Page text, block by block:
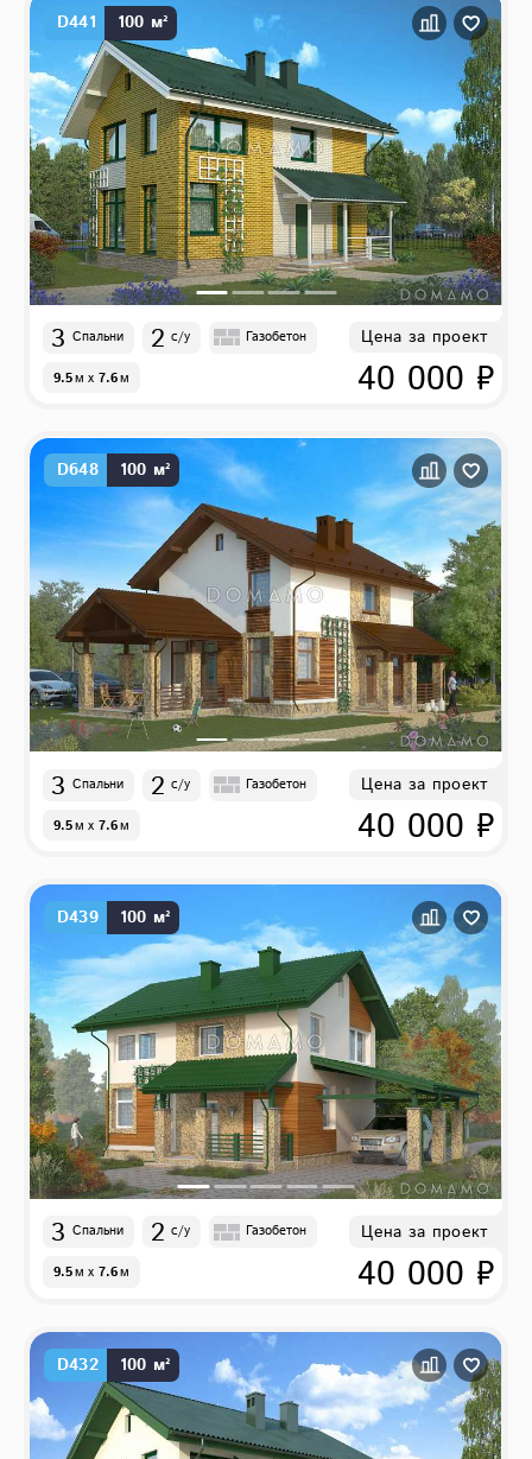
D441 100 м²
3 Спальни 2 с/у Газобетон
9.5м x 7.6м
Цена за проект
40 000 ₽
D648 100 м²
3 Спальни 2 с/у Газобетон
9.5м x 7.6м
Цена за проект
40 000 ₽
D439 100 м²
3 Спальни 2 с/у Газобетон
9.5м x 7.6м
Цена за проект
40 000 ₽
D432 100 м²